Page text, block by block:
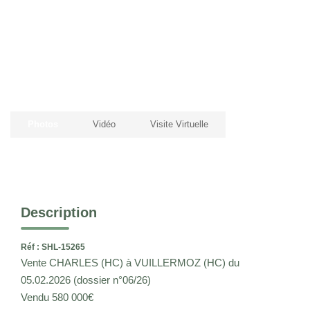
Vidéo Visite Virtuelle
Description
Réf : SHL-15265
Vente CHARLES (HC) à VUILLERMOZ (HC) du
05.02.2026 (dossier n°06/26)
Vendu 580 000€